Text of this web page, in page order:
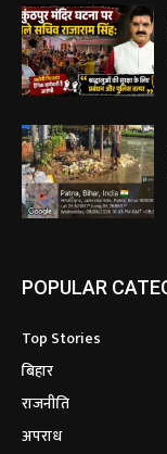
POPULAR
Top Stories
बिहार
राजनीति
अपराध